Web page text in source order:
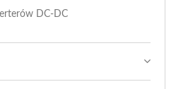
DC-DC